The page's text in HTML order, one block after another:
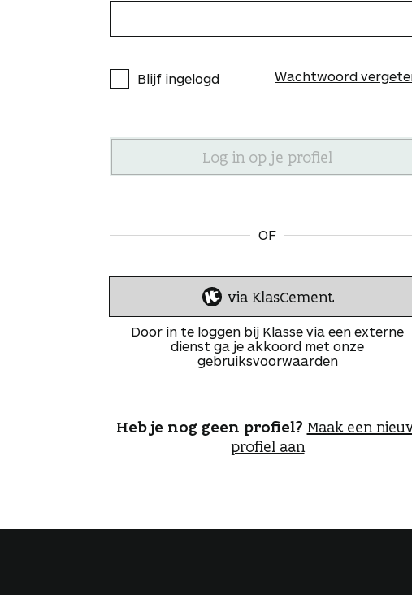
Blijf ingelogd Wachtwoord
OF
I
n
l
o
e
n
via KlasCement
Door in te loggen bij Klasse via een externe
dienst ga je akkoord met onze
gebruiksvoorwaarden
Heb je nog geen profiel? Maak een
profiel aan